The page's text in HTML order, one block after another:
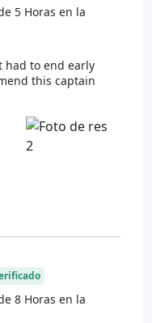
5 Horas en la
had to end early
this captain
8 Horas en la